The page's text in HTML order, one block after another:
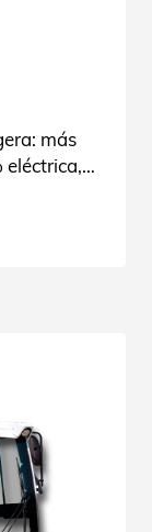
más
eléctrica,